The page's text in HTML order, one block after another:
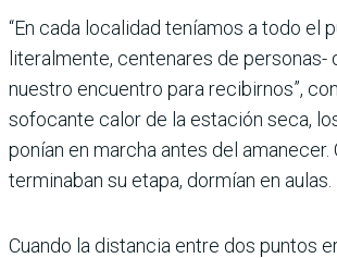
“En cada localidad teníamos a todo el
literalmente, centenares de personas-
nuestro encuentro para recibirnos”,
sofocante calor de la estación seca,
ponían en marcha antes del amanecer.
terminaban su etapa, dormían en aulas.
Cuando la distancia entre dos puntos